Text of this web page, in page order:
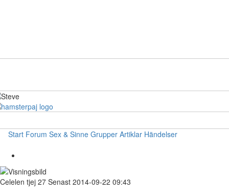
Start Forum Sex & Sinne Grupper Artiklar Händelser
Celelen tjej 27 Senast 2014-09-22 09:43